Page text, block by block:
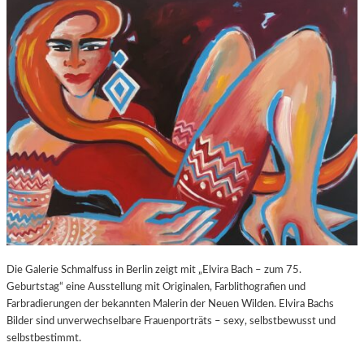
A
R
T
S
2
0
.
G
E
B
U
R
S
T
A
G
X
P
O
S
U
E
“
I
N
D
E
R
O
R
N
F
Die Galerie Schmalfuss in Berlin zeigt mit „Elvira Bach – zum 75.
Geburtstag“ eine Ausstellung mit Originalen, Farblithografien und
Farbradierungen der bekannten Malerin der Neuen Wilden. Elvira Bachs
Bilder sind unverwechselbare Frauenporträts – sexy, selbstbewusst und
selbstbestimmt.